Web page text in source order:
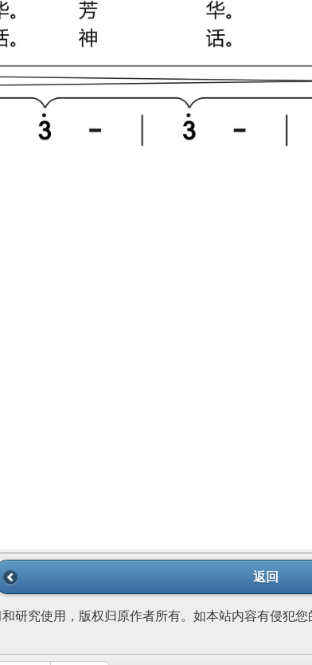
返回
研究使用，版权归原作者所有。如本站内容有侵犯